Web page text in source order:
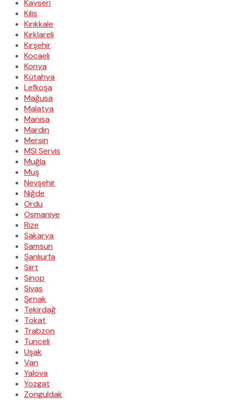
Kayseri
Kilis
Kırıkkale
Kırklareli
Kırşehir
Kocaeli
Konya
Kütahya
Lefkoşa
Mağusa
Malatya
Manisa
Mardin
Mersin
MSI Servis
Muğla
Muş
Nevşehir
Niğde
Ordu
Osmaniye
Rize
Sakarya
Samsun
Şanlıurfa
Siirt
Sinop
Sivas
Şırnak
Tekirdağ
Tokat
Trabzon
Tunceli
Uşak
Van
Yalova
Yozgat
Zonguldak